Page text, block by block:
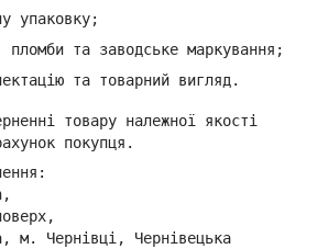
упаковку;
пломби та заводське маркування;
та товарний вигляд.
товару належної якості
покупця.
м. Чернівці, Чернівецька